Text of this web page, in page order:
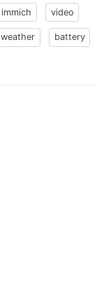
immich video
weather battery